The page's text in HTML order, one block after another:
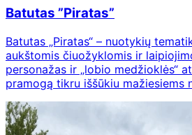
Batutas ”Piratas”
Batutas „Piratas“ – nuotykių
aukštomis čiuožyklomis ir
personažas ir „lobio medžioklės“
pramogą tikru iššūkiu mažiesiems